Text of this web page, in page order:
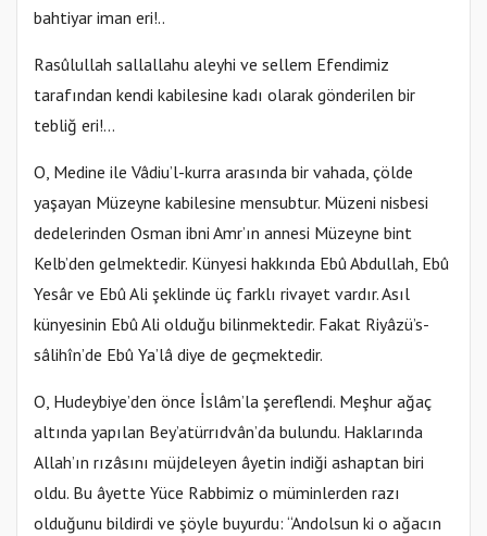
bahtiyar iman eri!..
Rasûlullah sallallahu aleyhi ve sellem Efendimiz
tarafından kendi kabilesine kadı olarak gönderilen bir
tebliğ eri!…
O, Medine ile Vâdiu’l-kurra arasında bir vahada, çölde
yaşayan Müzeyne kabilesine mensubtur. Müzeni nisbesi
dedelerinden Osman ibni Amr’ın annesi Müzeyne bint
Kelb’den gelmektedir. Künyesi hakkında Ebû Abdullah, Ebû
Yesâr ve Ebû Ali şeklinde üç farklı rivayet vardır. Asıl
künyesinin Ebû Ali olduğu bilinmektedir. Fakat Riyâzü’s-
sâlihîn’de Ebû Ya’lâ diye de geçmektedir.
O, Hudeybiye’den önce İslâm’la şereflendi. Meşhur ağaç
altında yapılan Bey’atürrıdvân’da bulundu. Haklarında
Allah’ın rızâsını müjdeleyen âyetin indiği ashaptan biri
oldu. Bu âyette Yüce Rabbimiz o müminlerden razı
olduğunu bildirdi ve şöyle buyurdu: “Andolsun ki o ağacın